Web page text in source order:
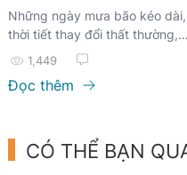
Những ngày mưa bão kéo dài,
thời tiết thay đổi thất thường,
độ ẩm tăng cao và nhiệt độ
giảm đột ngột, tất cả đều ảnh
hưởng trực tiếp đến sức khỏe.
các tác nhân gây bệnh. Nếu
không chủ động phòng ngừa,
1,449
Đọc thêm
CÓ THỂ BẠN